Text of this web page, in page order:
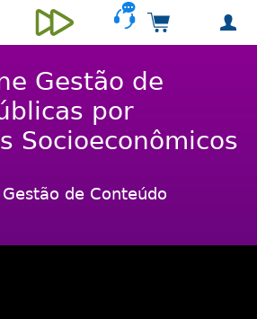
Unieducar
Carrinho de
Gestão de
por
Socioeconômicos
de Conteúdo